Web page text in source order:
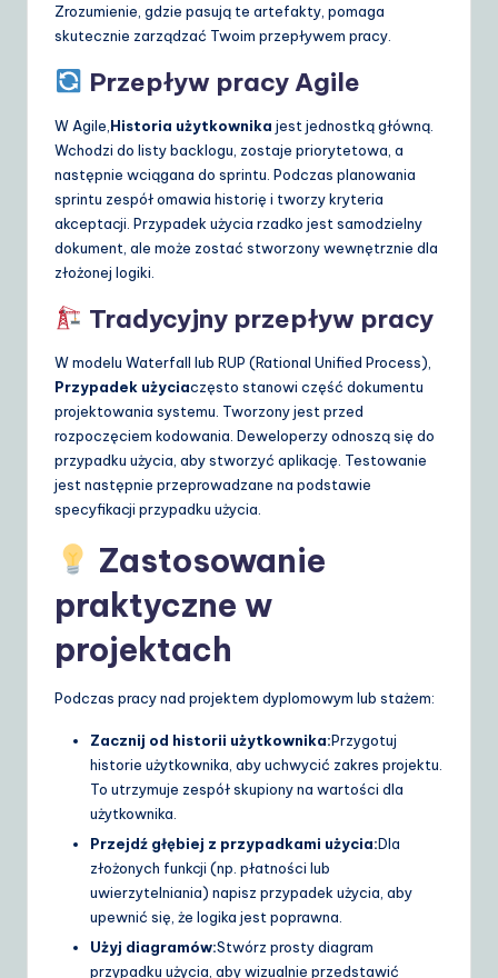
Zrozumienie, gdzie pasują te artefakty, pomaga
skutecznie zarządzać Twoim przepływem pracy.
Przepływ pracy Agile
W Agile, Historia użytkownika jest jednostką główną.
Wchodzi do listy backlogu, zostaje priorytetowa, a
następnie wciągana do sprintu. Podczas planowania
sprintu zespół omawia historię i tworzy kryteria
akceptacji. Przypadek użycia rzadko jest samodzielny
dokument, ale może zostać stworzony wewnętrznie dla
złożonej logiki.
Tradycyjny przepływ pracy
W modelu Waterfall lub RUP (Rational Unified Process),
Przypadek użyciaczęsto stanowi część dokumentu
projektowania systemu. Tworzony jest przed
rozpoczęciem kodowania. Deweloperzy odnoszą się do
przypadku użycia, aby stworzyć aplikację. Testowanie
jest następnie przeprowadzane na podstawie
specyfikacji przypadku użycia.
Zastosowanie
praktyczne w
projektach
Podczas pracy nad projektem dyplomowym lub stażem:
Zacznij od historii użytkownika:Przygotuj
historie użytkownika, aby uchwycić zakres projektu.
To utrzymuje zespół skupiony na wartości dla
użytkownika.
Przejdź głębiej z przypadkami użycia:Dla
złożonych funkcji (np. płatności lub
uwierzytelniania) napisz przypadek użycia, aby
upewnić się, że logika jest poprawna.
Użyj diagramów:Stwórz prosty diagram
przypadku użycia, aby wizualnie przedstawić